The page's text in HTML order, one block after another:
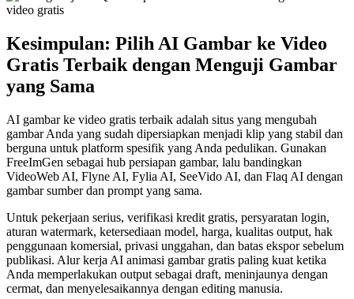
Kesimpulan: Pilih AI Gambar ke Video
Gratis Terbaik dengan Menguji Gambar
yang Sama
AI gambar ke video gratis terbaik adalah situs yang mengubah
gambar Anda yang sudah dipersiapkan menjadi klip yang stabil dan
berguna untuk platform spesifik yang Anda pedulikan. Gunakan
FreeImGen sebagai hub persiapan gambar, lalu bandingkan
VideoWeb AI, Flyne AI, Fylia AI, SeeVido AI, dan Flaq AI dengan
gambar sumber dan prompt yang sama.
Untuk pekerjaan serius, verifikasi kredit gratis, persyaratan login,
aturan watermark, ketersediaan model, harga, kualitas output, hak
penggunaan komersial, privasi unggahan, dan batas ekspor sebelum
publikasi. Alur kerja AI animasi gambar gratis paling kuat ketika
Anda memperlakukan output sebagai draft, meninjaunya dengan
cermat, dan menyelesaikannya dengan editing manusia.